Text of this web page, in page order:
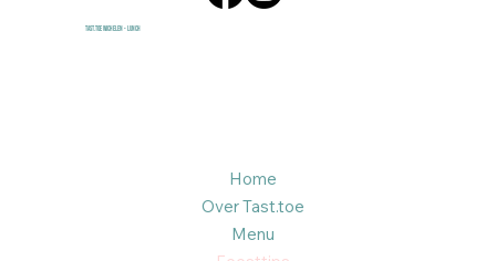
Tast.Toe Wichelen - Lunch
Home
Over Tast.toe
Menu